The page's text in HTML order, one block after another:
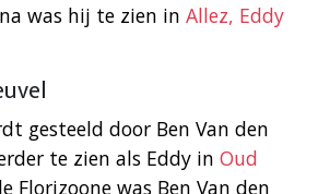
was hij te zien in Allez, Eddy
gesteeld door Ben Van den
te zien als Eddy in Oud
Florizoone was Ben Van den